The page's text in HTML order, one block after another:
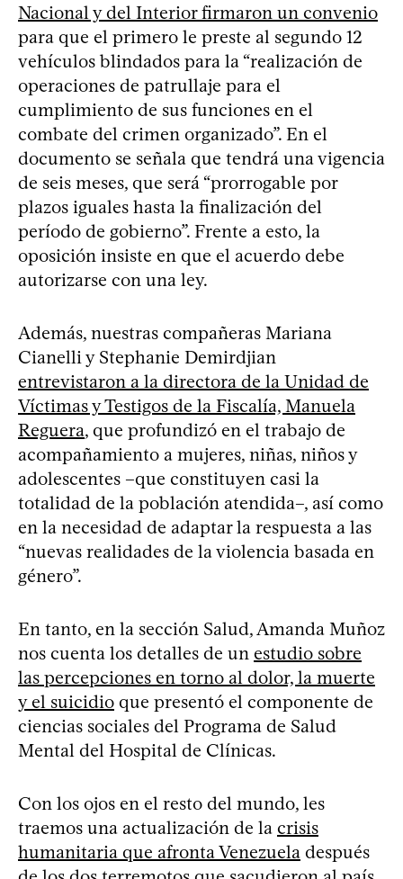
Nacional y del Interior firmaron un convenio
para que el primero le preste al segundo 12
vehículos blindados para la “realización de
operaciones de patrullaje para el
cumplimiento de sus funciones en el
combate del crimen organizado”. En el
documento se señala que tendrá una vigencia
de seis meses, que será “prorrogable por
plazos iguales hasta la finalización del
período de gobierno”. Frente a esto, la
oposición insiste en que el acuerdo debe
autorizarse con una ley.
Además, nuestras compañeras Mariana
Cianelli y Stephanie Demirdjian
entrevistaron a la directora de la Unidad de
Víctimas y Testigos de la Fiscalía, Manuela
Reguera, que profundizó en el trabajo de
acompañamiento a mujeres, niñas, niños y
adolescentes –que constituyen casi la
totalidad de la población atendida–, así como
en la necesidad de adaptar la respuesta a las
“nuevas realidades de la violencia basada en
género”.
En tanto, en la sección Salud, Amanda Muñoz
nos cuenta los detalles de un estudio sobre
las percepciones en torno al dolor, la muerte
y el suicidio que presentó el componente de
ciencias sociales del Programa de Salud
Mental del Hospital de Clínicas.
Con los ojos en el resto del mundo, les
traemos una actualización de la crisis
humanitaria que afronta Venezuela después